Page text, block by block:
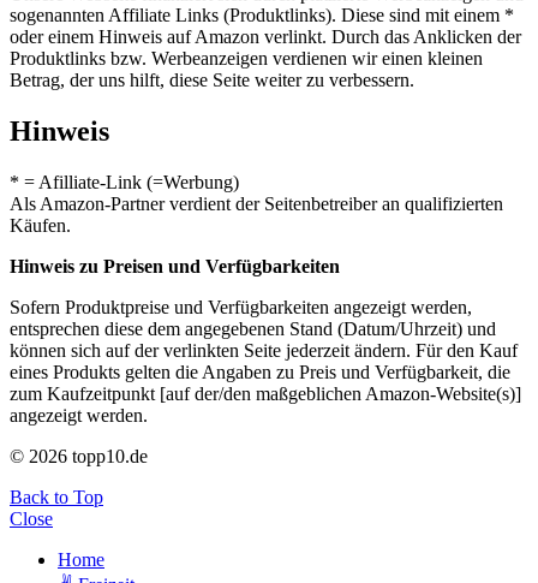
sogenannten Affiliate Links (Produktlinks). Diese sind mit einem *
oder einem Hinweis auf Amazon verlinkt. Durch das Anklicken der
Produktlinks bzw. Werbeanzeigen verdienen wir einen kleinen
Betrag, der uns hilft, diese Seite weiter zu verbessern.
Hinweis
* = Afilliate-Link (=Werbung)
Als Amazon-Partner verdient der Seitenbetreiber an qualifizierten
Käufen.
Hinweis zu Preisen und Verfügbarkeiten
Sofern Produktpreise und Verfügbarkeiten angezeigt werden,
entsprechen diese dem angegebenen Stand (Datum/Uhrzeit) und
können sich auf der verlinkten Seite jederzeit ändern. Für den Kauf
eines Produkts gelten die Angaben zu Preis und Verfügbarkeit, die
zum Kaufzeitpunkt [auf der/den maßgeblichen Amazon-Website(s)]
angezeigt werden.
© 2026 topp10.de
Back to Top
Close
Home